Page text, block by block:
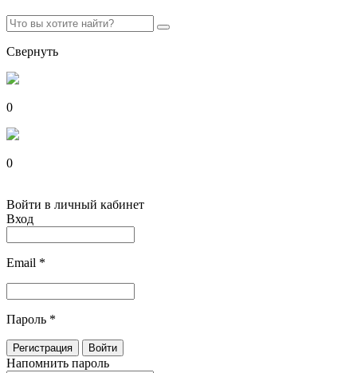
Свернуть
0
0
Войти в личный кабинет
Вход
Email *
Пароль *
Напомнить пароль